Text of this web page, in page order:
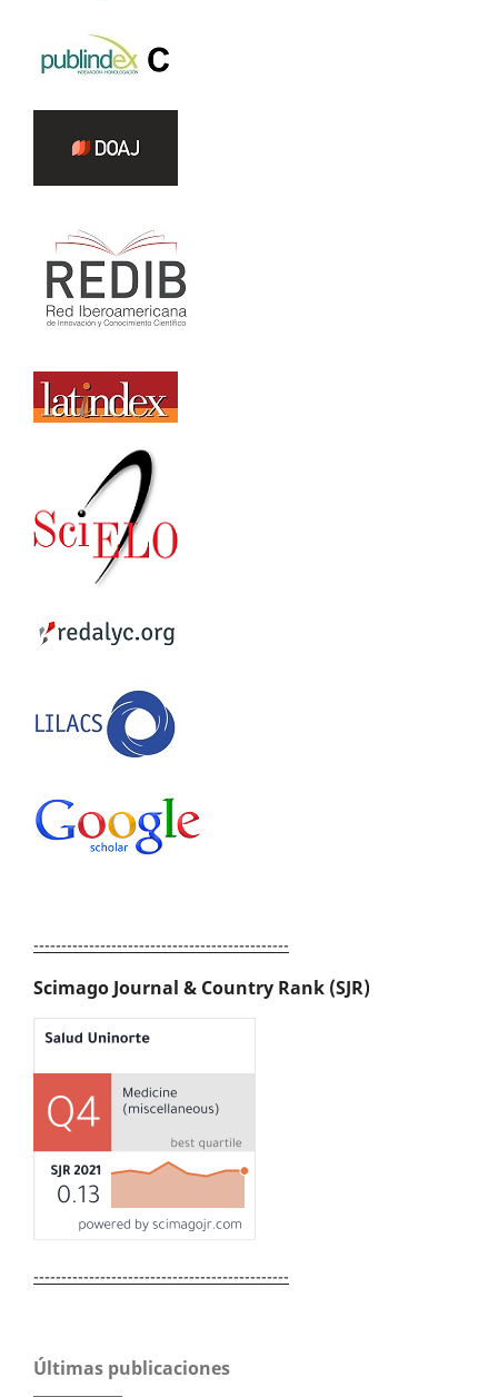
----------------------------------------------
Scimago Journal & Country Rank (SJR)
----------------------------------------------
Últimas publicaciones